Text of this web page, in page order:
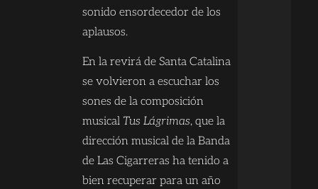
sonido ensordecedor de los
aplausos.
En la revirá de Santa Catalina
se volvieron a escuchar los
sones de la composición
musical Tus Lágrimas, que la
dirección musical de la Banda
de Las Cigarreras ha tenido a
bien recuperar para un año